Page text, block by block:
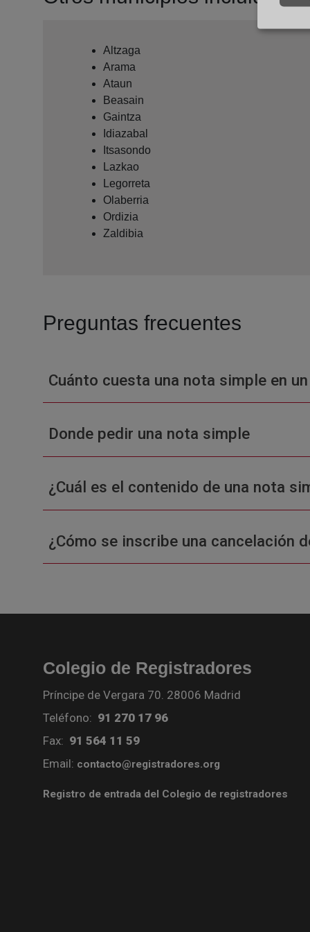
Altzaga
Arama
Ataun
Beasain
Gaintza
Idiazabal
Itsasondo
Lazkao
Legorreta
Olaberria
Ordizia
Zaldibia
Preguntas frecuentes
Cuánto cuesta una nota simple en
Donde pedir una nota simple
¿Cuál es el contenido de una nota
¿Cómo se inscribe una cancelación
Colegio de Registradores
Príncipe de Vergara 70. 28006 Madrid
Teléfono: 91 270 17 96
Fax: 91 564 11 59
Email: contacto@registradores.org
Registro de entrada del Colegio de registradores